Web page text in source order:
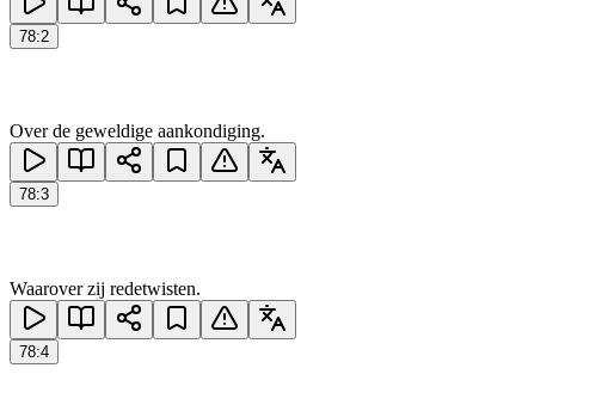
78:2
Over de geweldige aankondiging.
78:3
Waarover zij redetwisten.
78:4